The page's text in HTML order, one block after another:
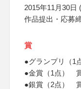
2015年11月30日
作品提出・応募
賞
●グランプリ（
●金賞（1点）
●銀賞（2点）